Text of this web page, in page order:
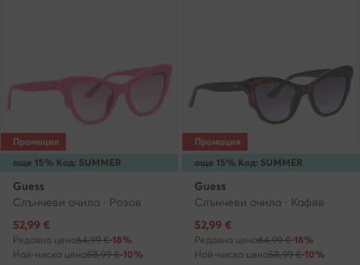
още 15% Код: SUMMER
Промоция
Guess
Слънчеви очила · Розов
Актуална цена
52,99 €
Редовна цена64,99 €-18%
Най-ниска цена58,99 €-10%
още 15% Код: SUMMER
Промоция
Guess
Слънчеви очила · Кафяв
Актуална цена
52,99 €
Редовна цена64,99 €-18%
Най-ниска цена58,99 €-10%